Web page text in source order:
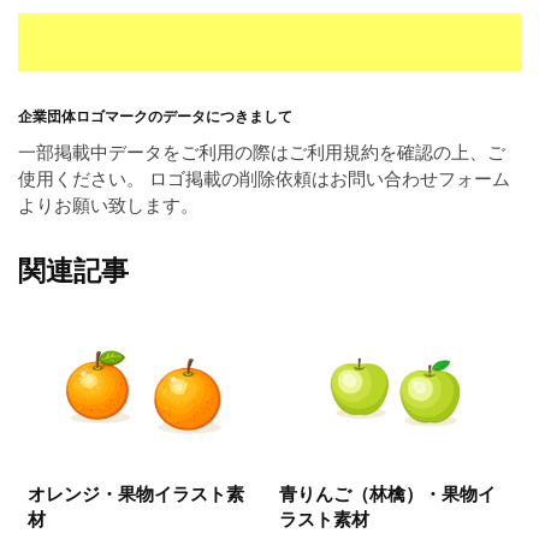
企業団体ロゴマークのデータにつきまして
一部掲載中データをご利用の際はご利用規約を確認の上、ご
使用ください。 ロゴ掲載の削除依頼はお問い合わせフォーム
よりお願い致します。
関連記事
オレンジ・果物イラスト素
材
青りんご（林檎）・果物イ
ラスト素材